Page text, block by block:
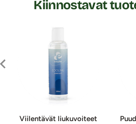
Kiinnostavat
Viilentävät liukuvoiteet